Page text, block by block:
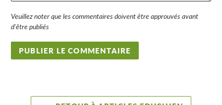
Veuillez noter que les commentaires doivent être approuvés avant
d'être publiés